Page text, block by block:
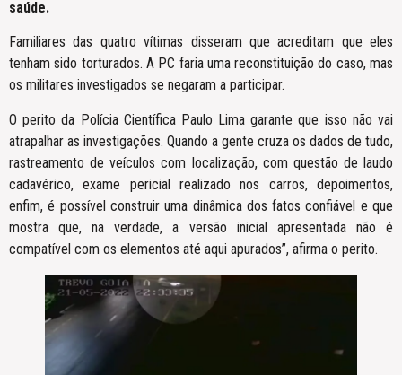
saúde.
Familiares das quatro vítimas disseram que acreditam que eles
tenham sido torturados. A PC faria uma reconstituição do caso, mas
os militares investigados se negaram a participar.
O perito da Polícia Científica Paulo Lima garante que isso não vai
atrapalhar as investigações. Quando a gente cruza os dados de tudo,
rastreamento de veículos com localização, com questão de laudo
cadavérico, exame pericial realizado nos carros, depoimentos,
enfim, é possível construir uma dinâmica dos fatos confiável e que
mostra que, na verdade, a versão inicial apresentada não é
compatível com os elementos até aqui apurados”, afirma o perito.